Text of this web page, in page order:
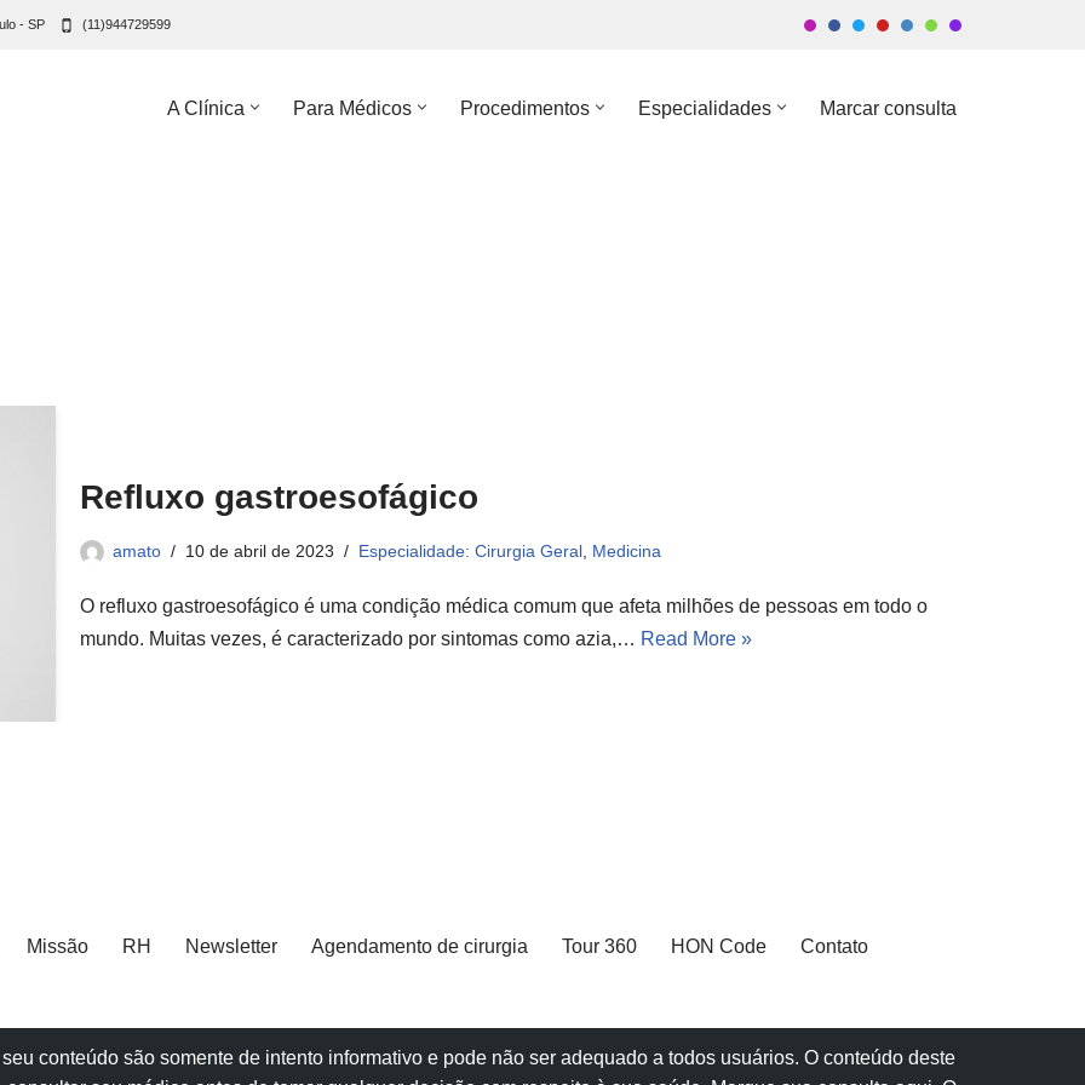
- SP (11)944729599
A Clínica Para Médicos Procedimentos Especialidades Marcar consulta
Refluxo gastroesofágico
amato 10 de abril de 2023 Especialidade: Cirurgia Geral Medicina
O refluxo gastroesofágico é uma condição médica comum que afeta milhões de pessoas em todo o
mundo. Muitas vezes, é caracterizado por sintomas como azia,… Read More »
Missão RH Newsletter Agendamento de cirurgia Tour 360 HON Code Contato
conteúdo são somente de intento informativo e pode não ser adequado a todos usuários. O conteúdo deste